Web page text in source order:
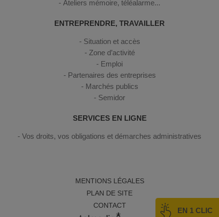
EN 1 CLIC
Ateliers mémoire, téléalarme...
ENTREPRENDRE, TRAVAILLER
Situation et accès
Zone d’activité
Emploi
Partenaires des entreprises
Marchés publics
Semidor
SERVICES EN LIGNE
Vos droits, vos obligations et démarches administratives
MENTIONS LÉGALES
PLAN DE SITE
CONTACT